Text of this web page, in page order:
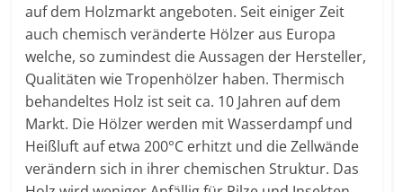
auf dem Holzmarkt angeboten. Seit einiger Zeit
auch chemisch veränderte Hölzer aus Europa
welche, so zumindest die Aussagen der Hersteller,
Qualitäten wie Tropenhölzer haben. Thermisch
behandeltes Holz ist seit ca. 10 Jahren auf dem
Markt. Die Hölzer werden mit Wasserdampf und
Heißluft auf etwa 200°C erhitzt und die Zellwände
verändern sich in ihrer chemischen Struktur. Das